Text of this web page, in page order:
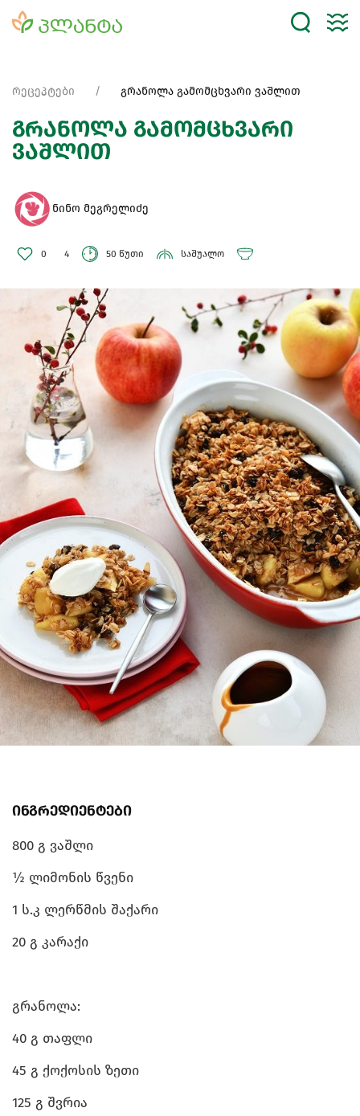
რეცეპტები გრანოლა გამომცხვარი ვაშლით
გრანოლა გამომცხვარი
ვაშლით
ნინო მეგრელიძე
0 4 50 წუთი საშუალო
ინგრედიენტები
800 გ ვაშლი
½ ლიმონის წვენი
1 ს.კ ლერწმის შაქარი
20 გ კარაქი
გრანოლა:
40 გ თაფლი
45 გ ქოქოსის ზეთი
125 გ შვრია